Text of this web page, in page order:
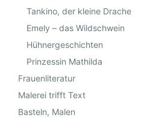
Tankino, der kleine Drache
Emely – das Wildschwein
Hühnergeschichten
Prinzessin Mathilda
Frauenliteratur
Malerei trifft Text
Basteln, Malen